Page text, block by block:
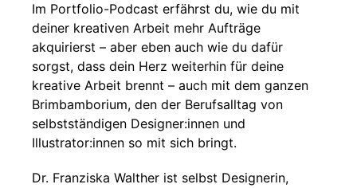
Im Portfolio-Podcast erfährst du, wie du mit
deiner kreativen Arbeit mehr Aufträge
akquirierst – aber eben auch wie du dafür
sorgst, dass dein Herz weiterhin für deine
kreative Arbeit brennt – auch mit dem ganzen
Brimbamborium, den der Berufsalltag von
selbstständigen Designer:innen und
Illustrator:innen so mit sich bringt.
Dr. Franziska Walther ist selbst Designerin,